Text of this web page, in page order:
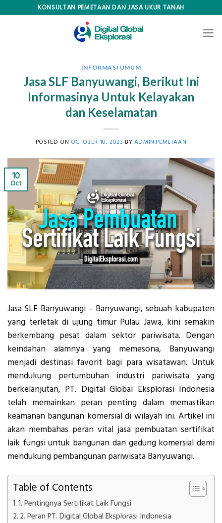
KONSULTAN PEMETAAN DAN JASA UKUR TANAH
INFORMASI UMUM
Jasa SLF Banyuwangi, Berikut Ini
Informasinya Untuk Kelayakan
dan Keselamatan
POSTED ON OCTOBER 10, 2023 BY ADMIN.PEMETAAN
10
Oct
Jasa SLF Banyuwangi – Banyuwangi, sebuah kabupaten
yang terletak di ujung timur Pulau Jawa, kini semakin
berkembang pesat dalam sektor pariwisata. Dengan
keindahan alamnya yang memesona, Banyuwangi
menjadi destinasi favorit bagi para wisatawan. Untuk
mendukung pertumbuhan industri pariwisata yang
berkelanjutan, PT. Digital Global Eksplorasi Indonesia
telah memainkan peran penting dalam memastikan
keamanan bangunan komersial di wilayah ini. Artikel ini
akan membahas peran vital jasa pembuatan sertifikat
laik fungsi untuk bangunan dan gedung komersial demi
mendukung pembangunan pariwisata Banyuwangi.
Table of Contents
1. Pentingnya Sertifikat Laik Fungsi
2. Peran PT. Digital Global Eksplorasi Indonesia